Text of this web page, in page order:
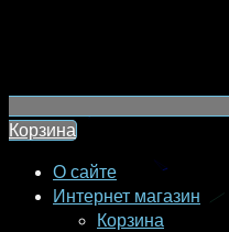
Корзина
О сайте
Интернет магазин
Корзина